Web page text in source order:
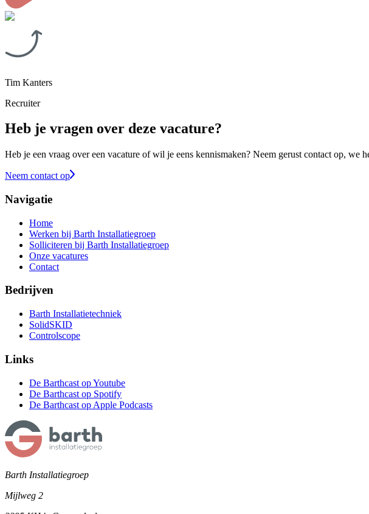
Tim Kanters
Recruiter
Heb je vragen over deze vacature?
Heb je een vraag over een vacature of wil je eens kennismaken? Neem gerust contact op, we
Neem contact op
Navigatie
Home
Werken bij Barth Installatiegroep
Solliciteren bij Barth Installatiegroep
Onze vacatures
Contact
Bedrijven
Barth Installatietechniek
SolidSKID
Controlscope
Links
De Barthcast op Youtube
De Barthcast op Spotify
De Barthcast op Apple Podcasts
Barth Installatiegroep
Mijlweg 2